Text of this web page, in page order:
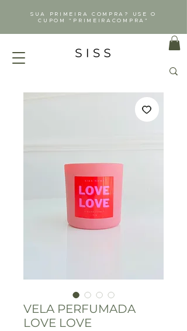
SUA PRIMEIRA COMPRA? USE O
CUPOM "PRIMEIRACOMPRA"
VELA PERFUMADA
LOVE LOVE